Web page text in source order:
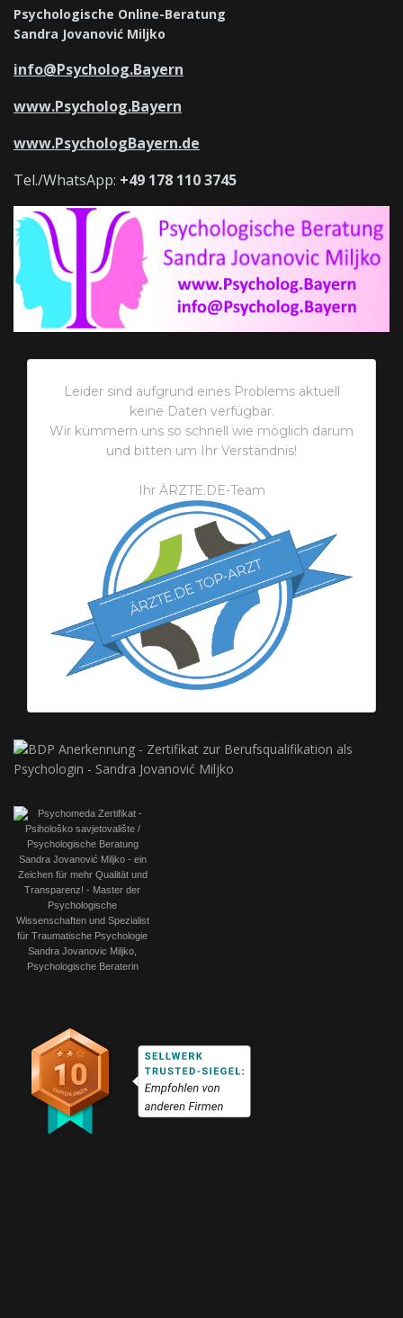
Psychologische Online-Beratung
Sandra Jovanović Miljko
info@Psycholog.Bayern
www.Psycholog.Bayern
www.PsychologBayern.de
Tel./WhatsApp: +49 178 110 3745
Leider sind aufgrund eines Problems aktuell
keine Daten verfügbar.
Wir kümmern uns so schnell wie möglich darum
und bitten um Ihr Verständnis!
Ihr ÄRZTE.DE-Team